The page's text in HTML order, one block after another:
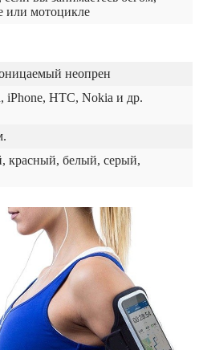
или мотоцикле
неопрен
iPhone, HTC, Nokia и др.
красный, бeлый, серый,